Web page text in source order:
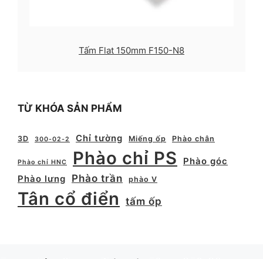
Tấm Flat 150mm F150-N8
TỪ KHÓA SẢN PHẨM
3D 300-02-2 Chỉ tường Miếng ốp Phào chân
Phào chỉ HNC Phào chỉ PS
Phào góc
Phào lưng
Phào trần phào V
Tân cổ điển tấm ốp